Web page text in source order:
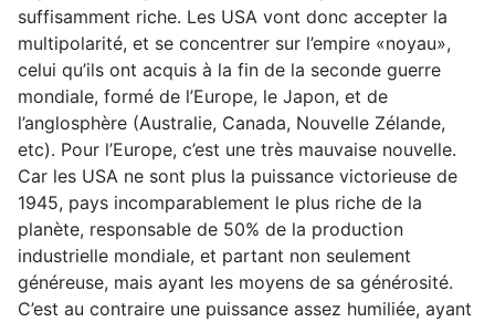
suffisamment riche. Les USA vont donc accepter la
multipolarité, et se concentrer sur l’empire «noyau»,
celui qu’ils ont acquis à la fin de la seconde guerre
mondiale, formé de l’Europe, le Japon, et de
l’anglosphère (Australie, Canada, Nouvelle Zélande,
etc). Pour l’Europe, c’est une très mauvaise nouvelle.
Car les USA ne sont plus la puissance victorieuse de
1945, pays incomparablement le plus riche de la
planète, responsable de 50% de la production
industrielle mondiale, et partant non seulement
généreuse, mais ayant les moyens de sa générosité.
C’est au contraire une puissance assez humiliée, ayant